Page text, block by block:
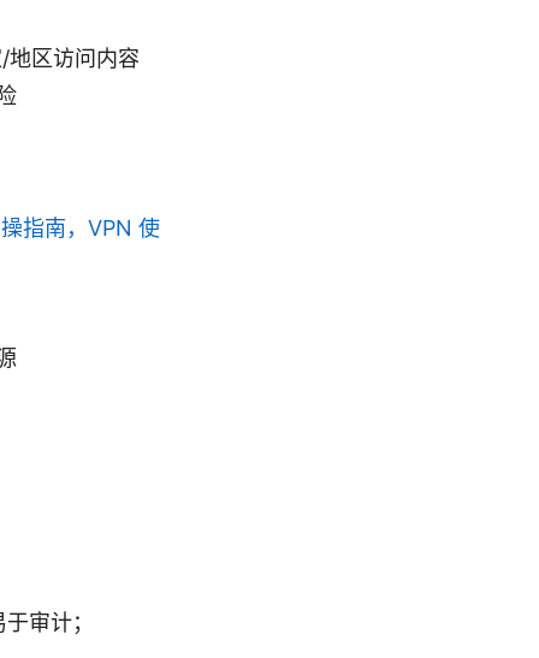
地区访问内容
指南，VPN 使
审计；